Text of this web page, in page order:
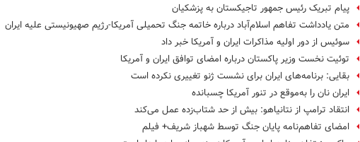
پیام تبریک رئیس جمهور تاجیکستان به پزشکیان
متن یادداشت تفاهم اسلام‌آباد درباره خاتمه جنگ تحمیلی آمریکا-رژیم صهیونیستی علیه ایران
سوئیس از دور اولیه مذاکرات ایران و آمریکا خبر داد
توئیت نخست وزیر پاکستان درباره امضای توافق ایران و آمریکا
بقایی: برنامه‌های ایران برای نشست ژنو تغییری نکرده است
ایران نان را به‌موقع در تنور آمریکا چسبانده
انتقاد ترامپ از نتانیاهو: بیش از حد شتاب‌زده عمل می‌کند
امضای تفاهم‌نامه پایان جنگ توسط شهباز شریف+ فیلم